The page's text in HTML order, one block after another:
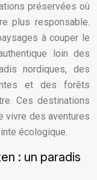
préservées où
plus responsable.
à couper le
loin des
nordiques, des
et des forêts
Ces destinations
vivre des aventures
écologique.
: un paradis